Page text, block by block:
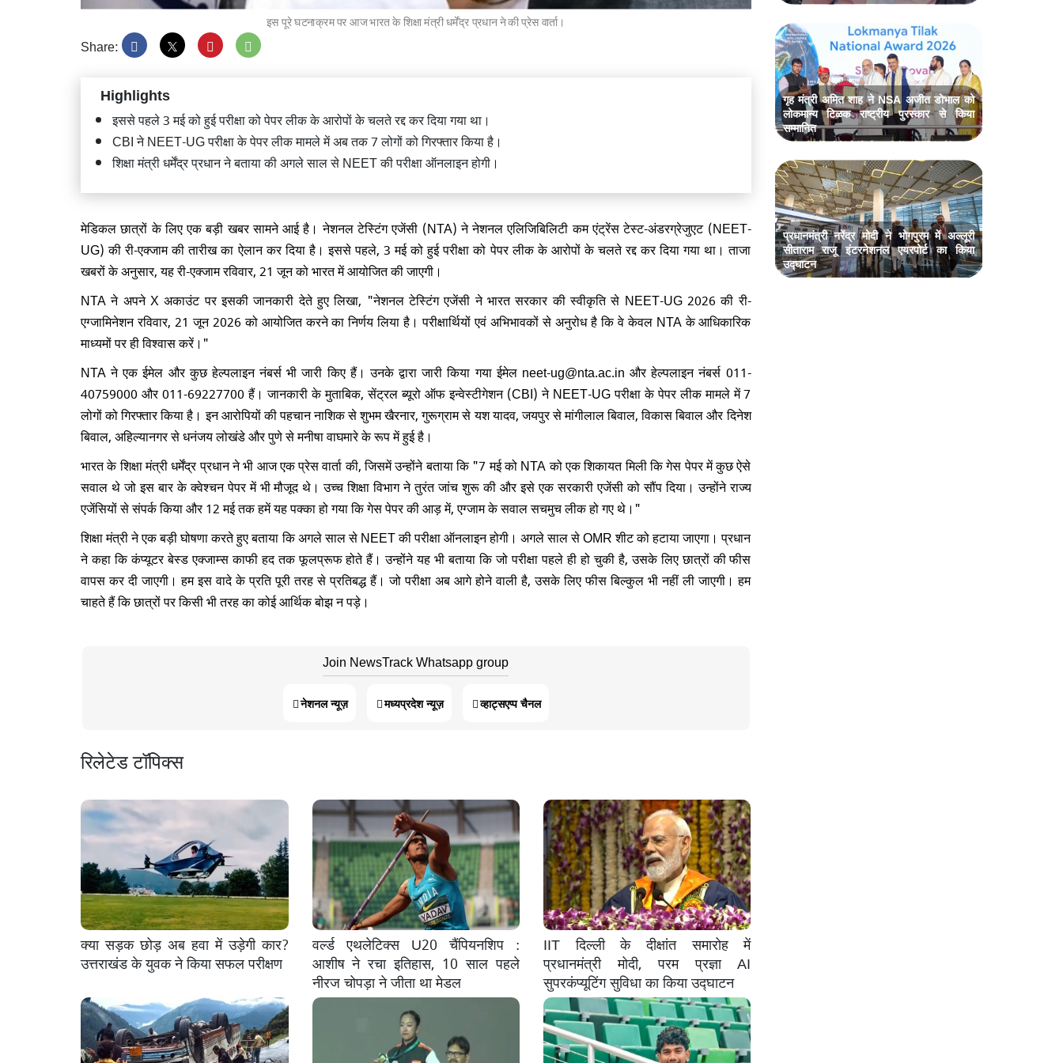
इस पूरे घटनाक्रम पर आज भारत के शिक्षा मंत्री धर्मेंद्र प्रधान ने की प्रेस वार्ता।
Share:
Highlights
इससे पहले 3 मई को हुई परीक्षा को पेपर लीक के आरोपों के चलते रद्द कर दिया गया था।
CBI ने NEET-UG परीक्षा के पेपर लीक मामले में अब तक 7 लोगों को गिरफ्तार किया है।
शिक्षा मंत्री धर्मेंद्र प्रधान ने बताया की अगले साल से NEET की परीक्षा ऑनलाइन होगी।
मेडिकल छात्रों के लिए एक बड़ी खबर सामने आई है। नेशनल टेस्टिंग एजेंसी (NTA) ने नेशनल एलिजिबिलिटी कम एंट्रेंस टेस्ट-अंडरग्रेजुएट (NEET-
UG) की री-एक्जाम की तारीख का ऐलान कर दिया है। इससे पहले, 3 मई को हुई परीक्षा को पेपर लीक के आरोपों के चलते रद्द कर दिया गया था। ताजा
खबरों के अनुसार, यह री-एक्जाम रविवार, 21 जून को भारत में आयोजित की जाएगी।
NTA ने अपने X अकाउंट पर इसकी जानकारी देते हुए लिखा, "नेशनल टेस्टिंग एजेंसी ने भारत सरकार की स्वीकृति से NEET-UG 2026 की री-
एग्जामिनेशन रविवार, 21 जून 2026 को आयोजित करने का निर्णय लिया है। परीक्षार्थियों एवं अभिभावकों से अनुरोध है कि वे केवल NTA के आधिकारिक
माध्यमों पर ही विश्वास करें।"
NTA ने एक ईमेल और कुछ हेल्पलाइन नंबर्स भी जारी किए हैं। उनके द्वारा जारी किया गया ईमेल neet-ug@nta.ac.in और हेल्पलाइन नंबर्स 011-
40759000 और 011-69227700 हैं। जानकारी के मुताबिक, सेंट्रल ब्यूरो ऑफ इन्वेस्टीगेशन (CBI) ने NEET-UG परीक्षा के पेपर लीक मामले में 7
लोगों को गिरफ्तार किया है। इन आरोपियों की पहचान नाशिक से शुभम खैरनार, गुरूग्राम से यश यादव, जयपुर से मांगीलाल बिवाल, विकास बिवाल और दिनेश
बिवाल, अहिल्यानगर से धनंजय लोखंडे और पुणे से मनीषा वाघमारे के रूप में हुई है।
भारत के शिक्षा मंत्री धर्मेंद्र प्रधान ने भी आज एक प्रेस वार्ता की, जिसमें उन्होंने बताया कि "7 मई को NTA को एक शिकायत मिली कि गेस पेपर में कुछ ऐसे
सवाल थे जो इस बार के क्वेश्चन पेपर में भी मौजूद थे। उच्च शिक्षा विभाग ने तुरंत जांच शुरू की और इसे एक सरकारी एजेंसी को सौंप दिया। उन्होंने राज्य
एजेंसियों से संपर्क किया और 12 मई तक हमें यह पक्का हो गया कि गेस पेपर की आड़ में, एग्जाम के सवाल सचमुच लीक हो गए थे।"
शिक्षा मंत्री ने एक बड़ी घोषणा करते हुए बताया कि अगले साल से NEET की परीक्षा ऑनलाइन होगी। अगले साल से OMR शीट को हटाया जाएगा। प्रधान
ने कहा कि कंप्यूटर बेस्ड एक्जाम्स काफी हद तक फूलप्रूफ होते हैं। उन्होंने यह भी बताया कि जो परीक्षा पहले ही हो चुकी है, उसके लिए छात्रों की फीस
वापस कर दी जाएगी। हम इस वादे के प्रति पूरी तरह से प्रतिबद्ध हैं। जो परीक्षा अब आगे होने वाली है, उसके लिए फीस बिल्कुल भी नहीं ली जाएगी। हम
चाहते हैं कि छात्रों पर किसी भी तरह का कोई आर्थिक बोझ न पड़े।
Join NewsTrack Whatsapp group
नेशनल न्यूज़ मध्यप्रदेश न्यूज़ व्हाट्सएप्प चैनल
रिलेटेड टॉपिक्स
क्या सड़क छोड़ अब हवा में उड़ेगी कार?
उत्तराखंड के युवक ने किया सफल परीक्षण
वर्ल्ड एथलेटिक्स U20 चैंपियनशिप :
आशीष ने रचा इतिहास, 10 साल पहले
नीरज चोपड़ा ने जीता था मेडल
IIT दिल्ली के दीक्षांत समारोह में
प्रधानमंत्री मोदी, परम प्रज्ञा AI
सुपरकंप्यूटिंग सुविधा का किया उद्घाटन
लोकमान्य टिळक राष्ट्रीय पुरस्कार से किया
सम्मानित
प्रधानमंत्री नरेंद्र मोदी ने भोगपुरम में अल्लूरी
सीताराम राजू इंटरनेशनल एयरपोर्ट का किया
उद्घाटन
गृह मंत्री अमित शाह ने NSA अजीत डोभाल को
लोकमान्य टिळक राष्ट्रीय पुरस्कार से किया
सम्मानित
प्रधानमंत्री नरेंद्र मोदी ने भोगपुरम में अल्लूरी
सीताराम राजू इंटरनेशनल एयरपोर्ट का किया
उद्घाटन